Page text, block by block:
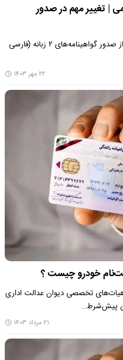
| تغییر مهم در صدور
رییس مرکز صدور گواهینامه راهور فراجا از آغاز صدور گواهینامه‌های ۲ زبانه (فارسی
۲۲ مهر ۱۴۰۳
خودرو چیست ؟
تخصصی دیوان عدالت اداری
پیش‌شرط…
۲۱ مرداد ۱۴۰۳